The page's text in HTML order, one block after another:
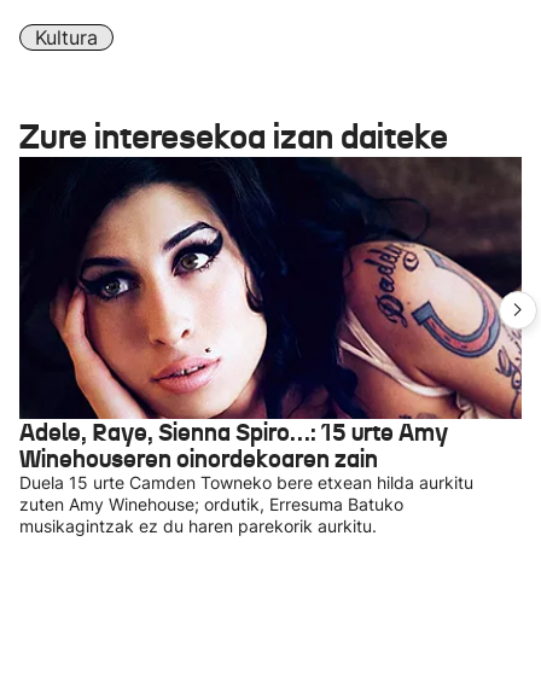
Kultura
Zure interesekoa izan daiteke
Adele, Raye, Sienna Spiro…: 15 urte Amy
Winehouseren oinordekoaren zain
Duela 15 urte Camden Towneko bere etxean hilda aurkitu
zuten Amy Winehouse; ordutik, Erresuma Batuko
musikagintzak ez du haren parekorik aurkitu.